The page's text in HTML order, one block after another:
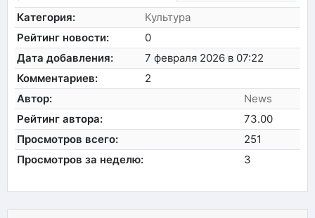
Категория:
Культура
Рейтинг новости:
0
Дата добавления:
7 февраля 2026 в 07:22
Комментариев:
2
Автор:
News
Рейтинг автора:
73.00
Просмотров всего:
251
Просмотров за неделю:
3